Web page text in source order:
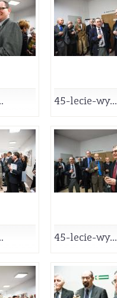
45-lecie-wy...
45-lecie-wy...